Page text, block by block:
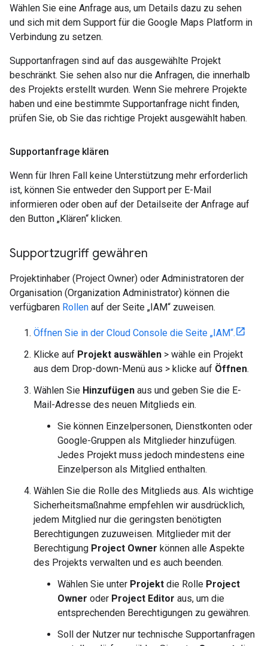
Wählen Sie eine Anfrage aus, um Details dazu zu sehen
und sich mit dem Support für die Google Maps Platform in
Verbindung zu setzen.
Supportanfragen sind auf das ausgewählte Projekt
beschränkt. Sie sehen also nur die Anfragen, die innerhalb
des Projekts erstellt wurden. Wenn Sie mehrere Projekte
haben und eine bestimmte Supportanfrage nicht finden,
prüfen Sie, ob Sie das richtige Projekt ausgewählt haben.
Supportanfrage klären
Wenn für Ihren Fall keine Unterstützung mehr erforderlich
ist, können Sie entweder den Support per E-Mail
informieren oder oben auf der Detailseite der Anfrage auf
den Button „Klären“ klicken.
Supportzugriff gewähren
Projektinhaber (Project Owner) oder Administratoren der
Organisation (Organization Administrator) können die
verfügbaren Rollen auf der Seite „IAM“ zuweisen.
Öffnen Sie in der Cloud Console die Seite „IAM“.
Klicke auf Projekt auswählen > wähle ein Projekt
aus dem Drop-down-Menü aus > klicke auf Öffnen.
Wählen Sie Hinzufügen aus und geben Sie die E-
Mail-Adresse des neuen Mitglieds ein.
Sie können Einzelpersonen, Dienstkonten oder
Google-Gruppen als Mitglieder hinzufügen.
Jedes Projekt muss jedoch mindestens eine
Einzelperson als Mitglied enthalten.
Wählen Sie die Rolle des Mitglieds aus. Als wichtige
Sicherheitsmaßnahme empfehlen wir ausdrücklich,
jedem Mitglied nur die geringsten benötigten
Berechtigungen zuzuweisen. Mitglieder mit der
Berechtigung Project Owner können alle Aspekte
des Projekts verwalten und es auch beenden.
Wählen Sie unter Projekt die Rolle Project
Owner oder Project Editor aus, um die
entsprechenden Berechtigungen zu gewähren.
Soll der Nutzer nur technische Supportanfragen